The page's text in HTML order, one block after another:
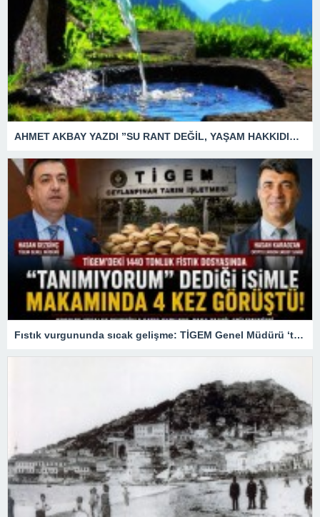
AHMET AKBAY YAZDI ”SU RANT DEĞİL, YAŞAM HAKKIDIR.” SUDA MI İÇMEYELİM ?
Fıstık vurgununda sıcak gelişme: TİGEM Genel Müdürü ‘tanımıyorum’ dediği firari patronla 4 kez görüşmüş